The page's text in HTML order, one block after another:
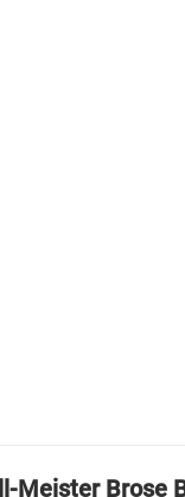
Meister Brose